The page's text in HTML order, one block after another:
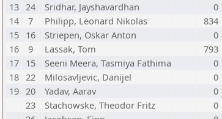
13 24 Sridhar, Jayshavardhan 0
14
7 Philipp, Leonard Nikolas 834
15 16 Striepen, Oskar Anton 0
16
9 Lassak, Tom 793
17 15 Seeni Meera, Tasmiya Fathima 0
18 22 Milosavljevic, Danijel 0
19 20 Yadav, Aarav 0
23
Stachowske, Theodor Fritz 0